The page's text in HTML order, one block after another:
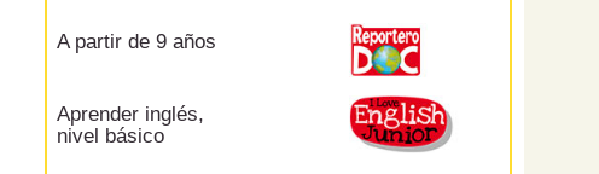
A partir de 9 años
Aprender inglés,
nivel básico